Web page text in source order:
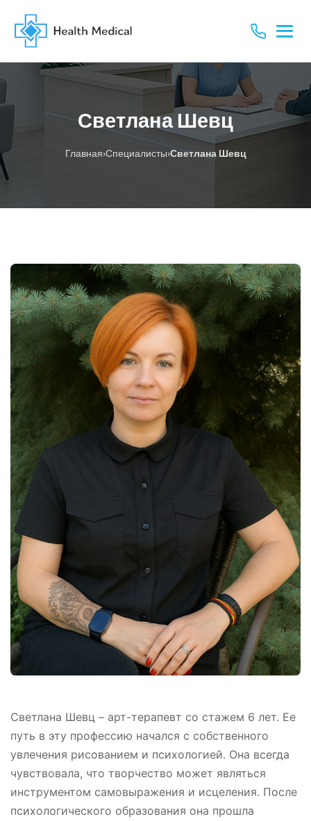
Светлана Шевц
Главная›Специалисты›Светлана Шевц
Светлана Шевц – арт-терапевт со стажем 6 лет. Ее
путь в эту профессию начался с собственного
увлечения рисованием и психологией. Она всегда
чувствовала, что творчество может являться
инструментом самовыражения и исцеления. После
психологического образования она прошла